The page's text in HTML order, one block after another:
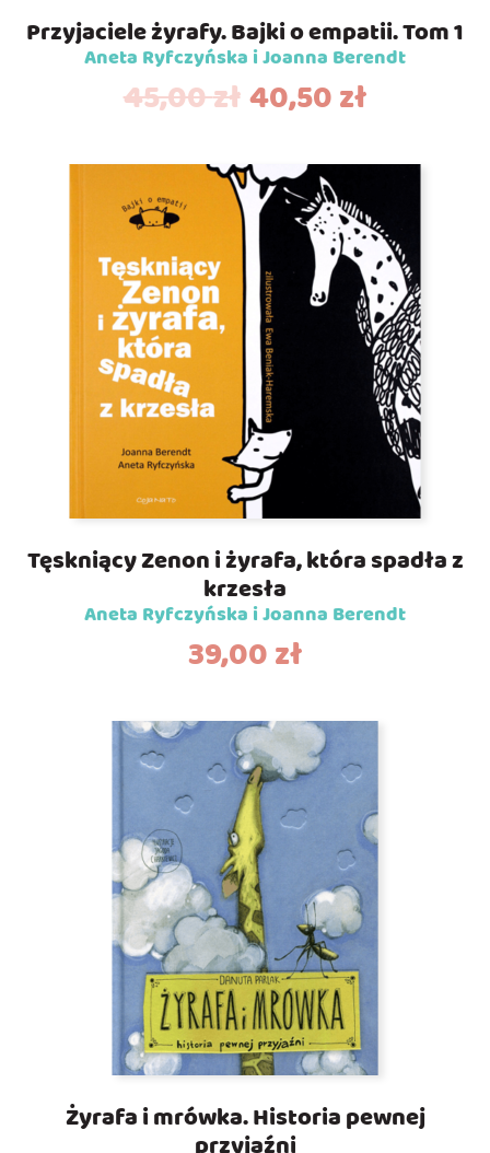
Przyjaciele żyrafy. Bajki o empatii. Tom 1
Aneta Ryfczyńska i Joanna Berendt
45,00zł40,50zł
Tęskniący Zenon i żyrafa, która spadła z
krzesła
Aneta Ryfczyńska i Joanna Berendt
39,00zł
Żyrafa i mrówka. Historia pewnej